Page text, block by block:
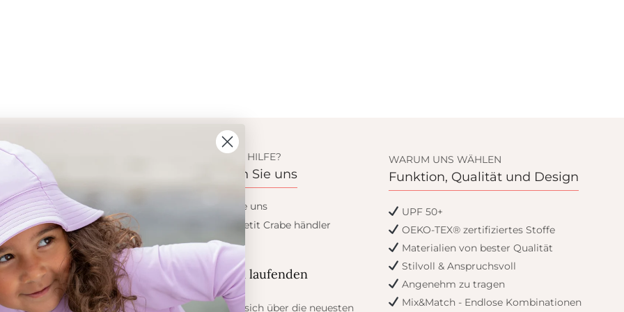
Sonne
BENÖTIGEN SIE HILFE?
Kontaktieren Sie uns
Kontaktieren Sie uns
Wollen sie ein Petit Crabe händler
werden?
Blieb auf dem laufenden
Informieren Sie sich über die neuesten
WARUM UNS WÄHLEN
Funktion, Qualität und Design
UPF 50+
OEKO-TEX® zertifiziertes Stoffe
Materialien von bester Qualität
Stilvoll & Anspruchsvoll
Angenehm zu tragen
Mix&Match - Endlose Kombinationen